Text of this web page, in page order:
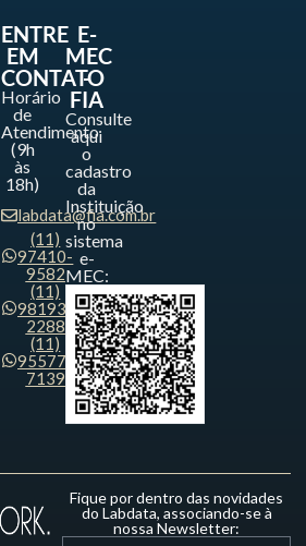
ENTRE
EM
CONTATO
Horário
de
Atendimento
(9h
às
18h)
labdata@fia.com.br
(11)
97410-
9582
(11)
98193-
2288
(11)
95577-
7139
E-
MEC
-
FIA
Consulte
aqui
o
cadastro
da
Instituição
no
sistema
e-
MEC:
Fique por dentro das novidades
do Labdata, associando-se à
nossa Newsletter: